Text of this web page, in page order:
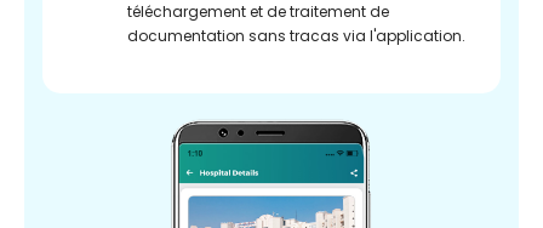
téléchargement et de traitement de
documentation sans tracas via l'application.